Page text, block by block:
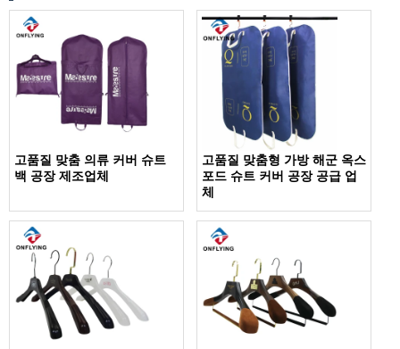
고품질 맞춤 의류 커버 슈트
백 공장 제조업체
고품질 맞춤형 가방 해군 옥스
포드 슈트 커버 공장 공급 업
체